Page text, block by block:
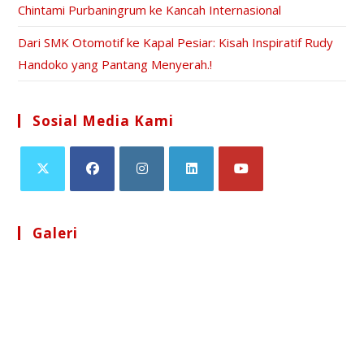
Chintami Purbaningrum ke Kancah Internasional
Dari SMK Otomotif ke Kapal Pesiar: Kisah Inspiratif Rudy
Handoko yang Pantang Menyerah.!
Sosial Media Kami
Galeri